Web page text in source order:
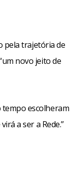
pela trajetória de
novo jeito de
escolheram
a ser a Rede.”